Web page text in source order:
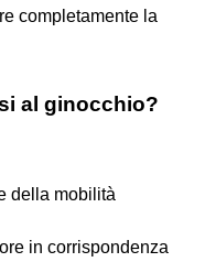
completamente la
al ginocchio?
della mobilità
in corrispondenza